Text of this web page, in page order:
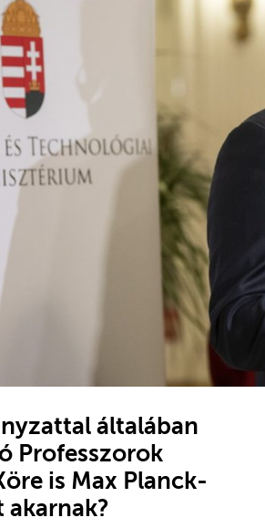
általában
Professzorok
is Max Planck-